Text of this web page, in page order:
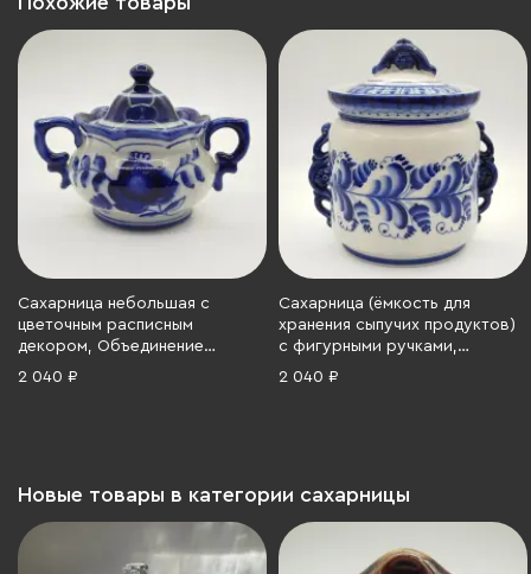
Сахарница небольшая с
цветочным расписным
декором, Объединение
«Гжель», фарфор, роспись,
2 040 ₽
Сахарница (ёмкость для
хранения сыпучих продуктов)
с фигурными ручками,
украшенная растительным
2 040 ₽
Новые товары в категории сахарницы